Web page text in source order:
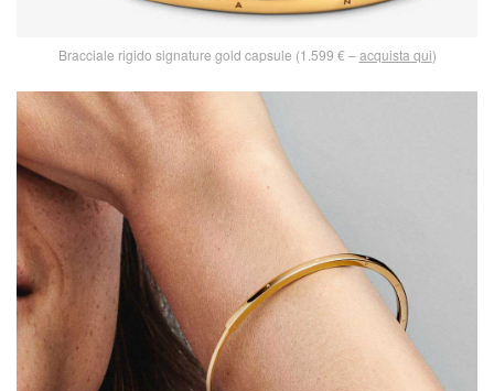
Bracciale rigido signature gold capsule (1.599 € –acquista qui)